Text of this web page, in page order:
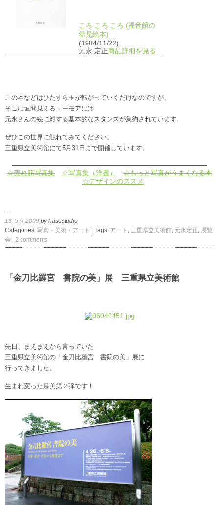
ころ ころ ころ (福音館の
幼児絵本)
(1984/11/22)
元永 定正商品詳細を見る
この本などはひたすら玉が転がっていくだけなのですが、
そこに垣間見えるユーモアには
元永さんの絵に対する基本的なスタンスが集約されています。
ぜひこの世界に触れてみてください。
三重県立美術館にて5月31日まで開催しています。
————————————————————————————–
☆売れ筋写真集
☆写真集（洋書）
☆もっと写真がうまくなる本
☆デザインのススメ
13. 5月 2009 by hasestudio
Categories: 写真・美術・アート | Tags: アート 三重県立美術館 元永定正
展覧
会 | 2 comments
「金刀比羅宮 書院の美」展 三重県立美術館
先日、まえまえから言っていた
三重県立美術館の「金刀比羅宮 書院の美」展に
行ってきました。
生まれ変った県美第２弾です！